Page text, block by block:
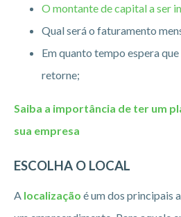
O montante de capital a ser
Qual será o faturamento
Em quanto tempo espera
retorne;
Saiba a importância de ter um
sua empresa
ESCOLHA O LOCAL
A localização é um dos principais